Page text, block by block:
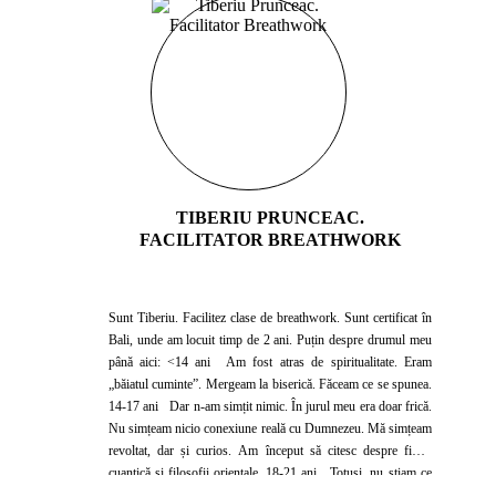
TIBERIU PRUNCEAC.
FACILITATOR BREATHWORK
Sunt Tiberiu. Facilitez clase de breathwork. Sunt certificat în
Bali, unde am locuit timp de 2 ani. Puțin despre drumul meu
până aici: <14 ani Am fost atras de spiritualitate. Eram
„băiatul cuminte”. Mergeam la biserică. Făceam ce se spunea.
14-17 ani Dar n-am simțit nimic. În jurul meu era doar frică.
Nu simțeam nicio conexiune reală cu Dumnezeu. Mă simțeam
revoltat, dar și curios. Am început să citesc despre fizica
cuantică și filosofii orientale. 18-21 ani Totuși, nu știam ce